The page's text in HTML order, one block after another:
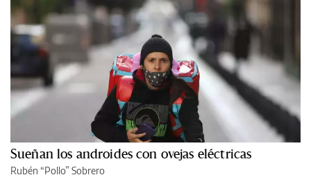
Sueñan los androides con ovejas eléctricas
Rubén “Pollo” Sobrero